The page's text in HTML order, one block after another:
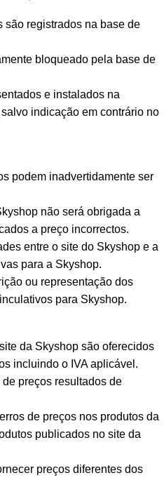
são registrados na base de
bloqueado pela base de
e instalados na
indicação em contrário no
podem inadvertidamente ser
não será obrigada a
a preço incorrectos.
entre o site do Skyshop e a
para a Skyshop.
ou representação dos
para Skyshop.
da Skyshop são oferecidos
incluindo o IVA aplicável.
preços resultados de
de preços nos produtos da
publicados no site da
preços diferentes dos